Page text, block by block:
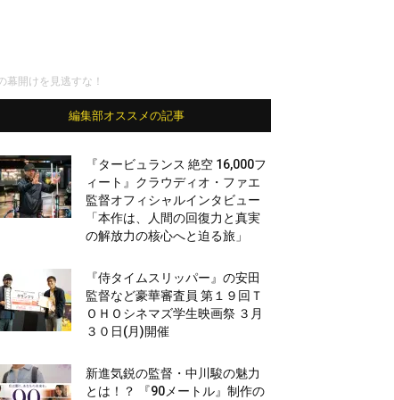
開けを見逃すな！
編集部オススメの記事
『タービュランス 絶空 16,000フ
ィート』クラウディオ・ファエ
監督オフィシャルインタビュー
「本作は、人間の回復力と真実
の解放力の核心へと迫る旅」
『侍タイムスリッパー』の安田
監督など豪華審査員 第１９回Ｔ
ＯＨＯシネマズ学生映画祭 ３月
３０日(月)開催
新進気鋭の監督・中川駿の魅力
とは！？ 『90メートル』制作の